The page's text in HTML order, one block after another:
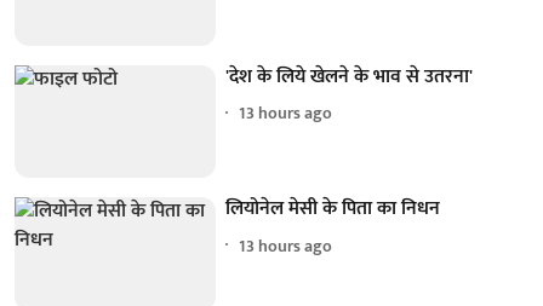
'देश के लिये खेलने के भाव से उतरना'
13 hours ago
लियोनेल मेसी के पिता का निधन
13 hours ago